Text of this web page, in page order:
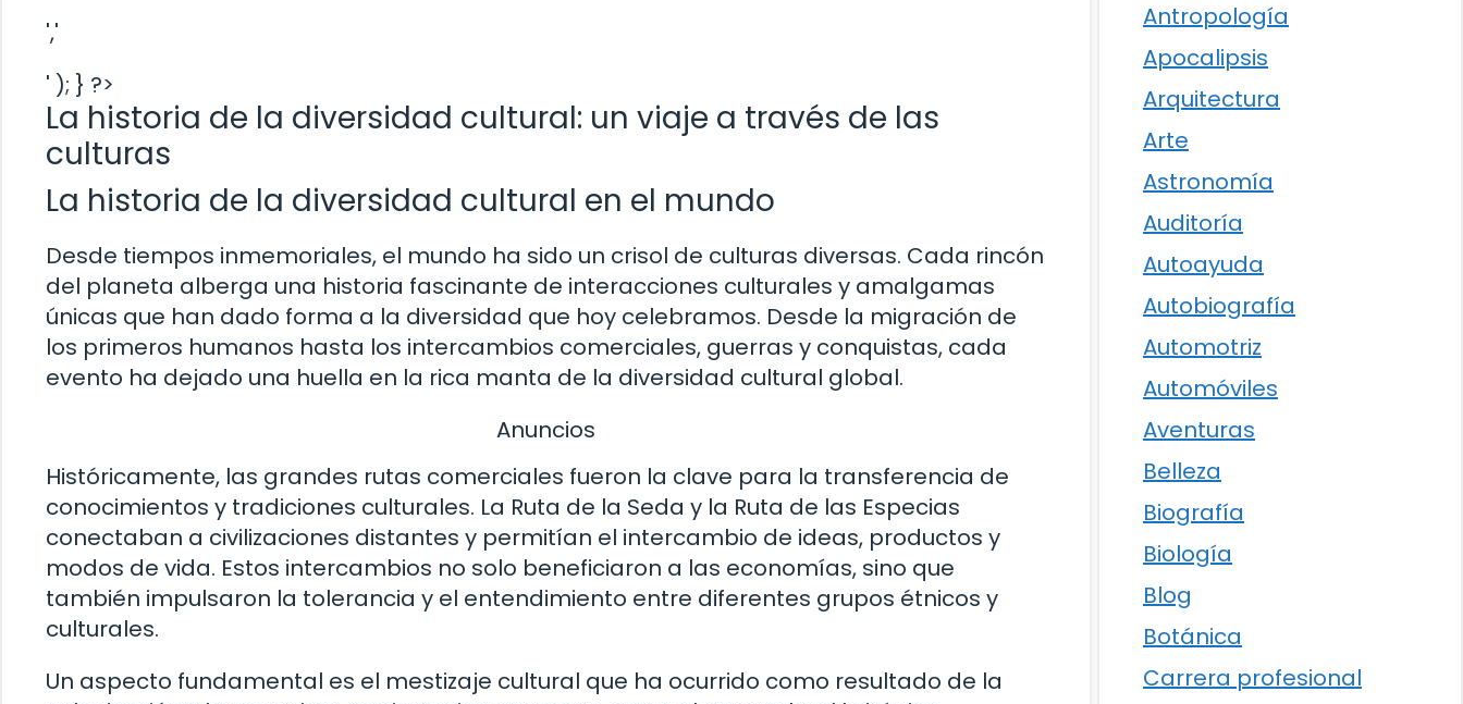
','
' ); } ?>
La historia de la diversidad cultural: un viaje a través de las
culturas
La historia de la diversidad cultural en el mundo
Desde tiempos inmemoriales, el mundo ha sido un crisol de culturas diversas. Cada rincón
del planeta alberga una historia fascinante de interacciones culturales y amalgamas
únicas que han dado forma a la diversidad que hoy celebramos. Desde la migración de
los primeros humanos hasta los intercambios comerciales, guerras y conquistas, cada
evento ha dejado una huella en la rica manta de la diversidad cultural global.
Anuncios
Históricamente, las grandes rutas comerciales fueron la clave para la transferencia de
conocimientos y tradiciones culturales. La Ruta de la Seda y la Ruta de las Especias
conectaban a civilizaciones distantes y permitían el intercambio de ideas, productos y
modos de vida. Estos intercambios no solo beneficiaron a las economías, sino que
también impulsaron la tolerancia y el entendimiento entre diferentes grupos étnicos y
culturales.
Un aspecto fundamental es el mestizaje cultural que ha ocurrido como resultado de la
Antropología
Apocalipsis
Arquitectura
Arte
Astronomía
Auditoría
Autoayuda
Autobiografía
Automotriz
Automóviles
Aventuras
Belleza
Biografía
Biología
Blog
Botánica
Carrera profesional